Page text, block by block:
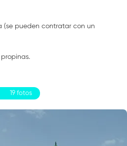
(se pueden contratar con un
19 fotos